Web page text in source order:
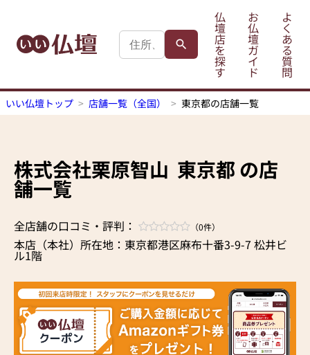
仏
壇
店
を
探
す
お
仏
壇
ガ
イ
ド
よ
く
あ
る
質
問
いい仏壇トップ 店舗一覧（全国） 東京都の店舗一覧
株式会社栗原智山 東京都 の店
舗一覧
全店舗の口コミ・評判： （0件）
本店（本社）所在地：東京都港区麻布十番3-9-7 松井ビ
ル1階